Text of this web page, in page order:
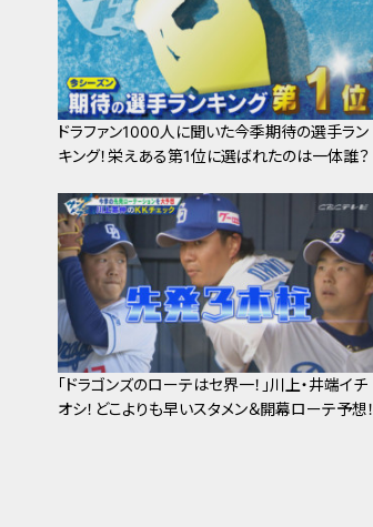
ドラファン1000人に聞いた今季期待の選手ラン
キング！栄えある第1位に選ばれたのは一体誰？
「ドラゴンズのローテはセ界一！」川上・井端イチ
オシ！どこよりも早いスタメン＆開幕ローテ予想！